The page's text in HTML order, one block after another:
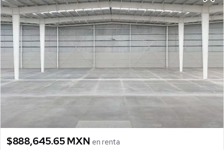
$888,645.65 MXN en renta